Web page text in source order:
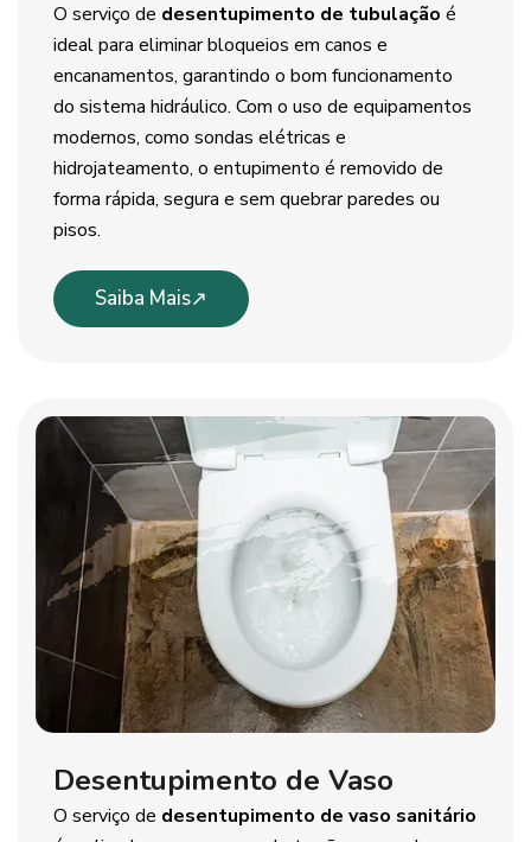
O serviço de desentupimento de tubulação é
ideal para eliminar bloqueios em canos e
encanamentos, garantindo o bom funcionamento
do sistema hidráulico. Com o uso de equipamentos
modernos, como sondas elétricas e
hidrojateamento, o entupimento é removido de
forma rápida, segura e sem quebrar paredes ou
pisos.
Saiba Mais
Desentupimento de Vaso
O serviço de desentupimento de vaso sanitário